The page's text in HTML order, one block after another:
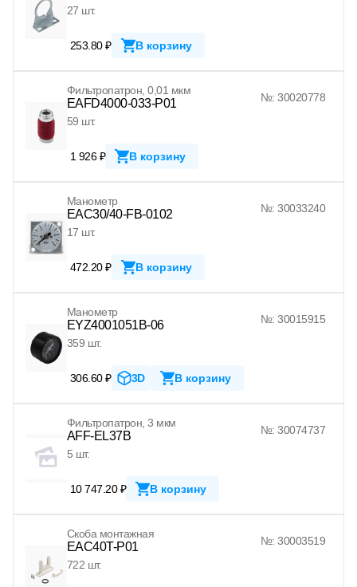
27 шт.
253.80 ₽ В корзину
Фильтропатрон, 0,01 мкм
EAFD4000-033-P01
№: 30020778
59 шт.
1 926 ₽ В корзину
Манометр
EAC30/40-FB-0102
№: 30033240
17 шт.
472.20 ₽ В корзину
Манометр
EYZ4001051B-06
№: 30015915
359 шт.
306.60 ₽ 3D В корзину
Фильтропатрон, 3 мкм
AFF-EL37B
№: 30074737
5 шт.
10 747.20 ₽ В корзину
Скоба монтажная
EAC40T-P01
№: 30003519
722 шт.